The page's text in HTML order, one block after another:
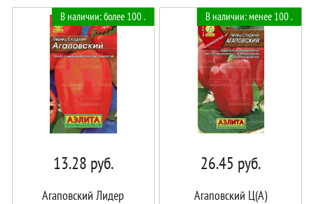
В наличии: более 100 .
13.28 руб.
Агаповский Лидер
В наличии: менее 100 .
26.45 руб.
Агаповский Ц(А)